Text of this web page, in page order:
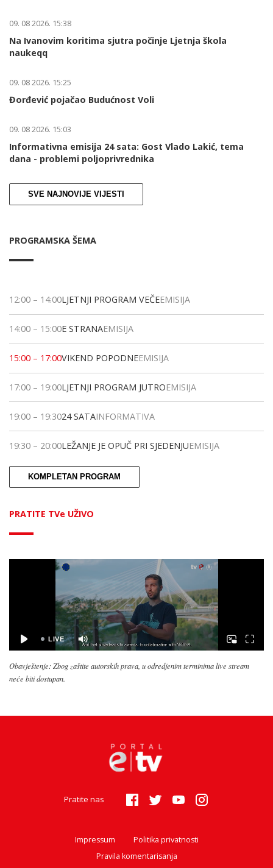
09. 08 2026. 15:38
Na Ivanovim koritima sjutra počinje Ljetnja škola
naukeqq
09. 08 2026. 15:25
Đorđević pojačao Budućnost Voli
09. 08 2026. 15:03
Informativna emisija 24 sata: Gost Vlado Lakić, tema
dana - problemi poljoprivrednika
SVE NAJNOVIJE VIJESTI
PROGRAMSKA ŠEMA
12:00 – 14:00LJETNJI PROGRAM VEČEEMISIJA
14:00 – 15:00E STRANAEMISIJA
15:00 – 17:00VIKEND POPODNEEMISIJA
17:00 – 19:00LJETNJI PROGRAM JUTROEMISIJA
19:00 – 19:3024 SATAINFORMATIVA
19:30 – 20:00LEŽANJE JE OPUČ PRI SJEDENJUEMISIJA
KOMPLETAN PROGRAM
PRATITE TVe UŽIVO
Obavještenje: Zbog zaštite autorskih prava, u odredjenim terminima live stream
neće biti dostupan.
Pratite nas
Impressum
Politika privatnosti
Pravila komentarisanja